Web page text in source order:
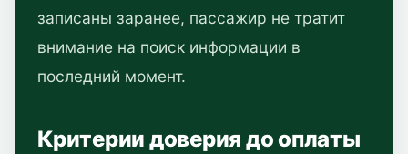
записаны заранее, пассажир не тратит
внимание на поиск информации в
последний момент.
Критерии доверия до оплаты